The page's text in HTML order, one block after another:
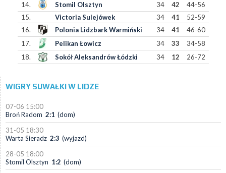
14.
Stomil Olsztyn 34 42
44-56
15.
Victoria Sulejówek 34 41
52-59
16.
Polonia Lidzbark Warmiński 34 41
46-60
17.
Pelikan Łowicz 34 33
34-58
18.
Sokół Aleksandrów Łódzki 34 12 26-72
WIGRY SUWAŁKI W LIDZE
07-06 15:00
Broń Radom 2:1 (dom)
31-05 18:30
Warta Sieradz 2:3 (wyjazd)
28-05 18:00
Stomil Olsztyn 1:2 (dom)